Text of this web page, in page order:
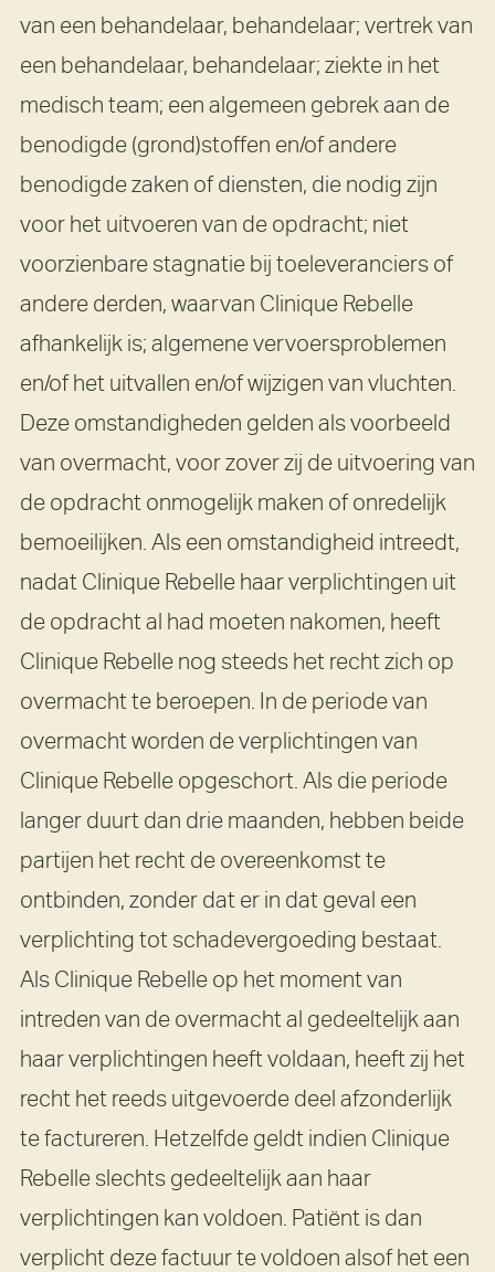
van een behandelaar, behandelaar; vertrek van
een behandelaar, behandelaar; ziekte in het
medisch team; een algemeen gebrek aan de
benodigde (grond)stoffen en/of andere
benodigde zaken of diensten, die nodig zijn
voor het uitvoeren van de opdracht; niet
voorzienbare stagnatie bij toeleveranciers of
andere derden, waarvan Clinique Rebelle
afhankelijk is; algemene vervoersproblemen
en/of het uitvallen en/of wijzigen van vluchten.
Deze omstandigheden gelden als voorbeeld
van overmacht, voor zover zij de uitvoering van
de opdracht onmogelijk maken of onredelijk
bemoeilijken. Als een omstandigheid intreedt,
nadat Clinique Rebelle haar verplichtingen uit
de opdracht al had moeten nakomen, heeft
Clinique Rebelle nog steeds het recht zich op
overmacht te beroepen. In de periode van
overmacht worden de verplichtingen van
Clinique Rebelle opgeschort. Als die periode
langer duurt dan drie maanden, hebben beide
partijen het recht de overeenkomst te
ontbinden, zonder dat er in dat geval een
verplichting tot schadevergoeding bestaat.
Als Clinique Rebelle op het moment van
intreden van de overmacht al gedeeltelijk aan
haar verplichtingen heeft voldaan, heeft zij het
recht het reeds uitgevoerde deel afzonderlijk
te factureren. Hetzelfde geldt indien Clinique
Rebelle slechts gedeeltelijk aan haar
verplichtingen kan voldoen. Patiënt is dan
verplicht deze factuur te voldoen alsof het een